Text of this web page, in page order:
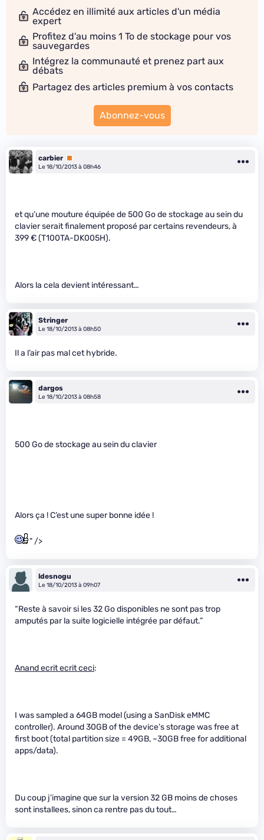
Accédez en illimité aux articles d'un média
expert
Profitez d'au moins 1 To de stockage pour vos
sauvegardes
Intégrez la communauté et prenez part aux
débats
Partagez des articles premium à vos contacts
Abonnez-vous
carbier Premium
Le 18/10/2013 à 08h46
et qu’une mouture équipée de 500 Go de stockage au sein du
clavier serait finalement proposé par certains revendeurs, à
399 € (T100TA-DK005H).
Alors la cela devient intéressant…
Stringer
Le 18/10/2013 à 08h50
Il a l’air pas mal cet hybride.
dargos
Le 18/10/2013 à 08h58
500 Go de stockage au sein du clavier
Alors ça ! C’est une super bonne idée !
" />
ldesnogu
Le 18/10/2013 à 09h07
“Reste à savoir si les 32 Go disponibles ne sont pas trop
amputés par la suite logicielle intégrée par défaut.”
Anand ecrit ecrit ceci:
I was sampled a 64GB model (using a SanDisk eMMC
controller). Around 30GB of the device’s storage was free at
first boot (total partition size = 49GB, ~30GB free for additional
apps/data).
Du coup j’imagine que sur la version 32 GB moins de choses
sont installees, sinon ca rentre pas du tout…